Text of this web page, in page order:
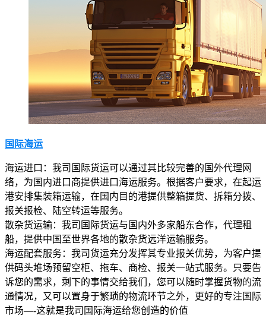
国际海运
海运进口：我司国际货运可以通过其比较完善的国外代理网
络，为国内进口商提供进口海运服务。根据客户要求，在起运
港安排集装箱运输，在国内目的港提供整箱提货、拆箱分拨、
报关报检、陆空转运等服务。
散杂货运输：我司国际货运与国内外多家船东合作，代理租
船，提供中国至世界各地的散杂货远洋运输服务。
海运配套服务：我司货运充分发挥其专业报关优势，为客户提
供码头堆场预留空柜、拖车、商检、报关一站式服务。只要告
诉您的需求，剩下的事情交给我们，您可以随时掌握货物的流
通情况，又可以置身于繁琐的物流环节之外，更好的专注国际
市场—-这就是我司国际海运给您创造的价值